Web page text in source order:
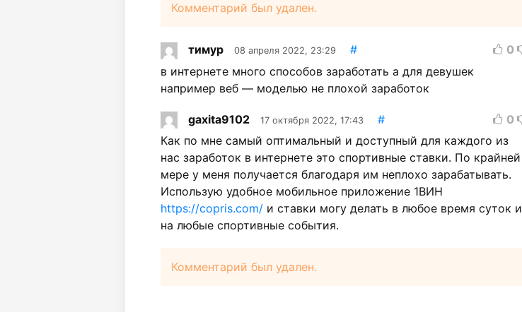
Комментарий был удален.
тимур 08 апреля 2022, 23:29 #
0
в интернете много способов заработать а для девушек
например веб — моделью не плохой заработок
gaxita9102 17 октября 2022, 17:43 #
0
Как по мне самый оптимальный и доступный для каждого из
нас заработок в интернете это спортивные ставки. По крайней
мере у меня получается благодаря им неплохо зарабатывать.
Использую удобное мобильное приложение 1ВИН
https://copris.com/ и ставки могу делать в любое время суток и
на любые спортивные события.
Комментарий был удален.